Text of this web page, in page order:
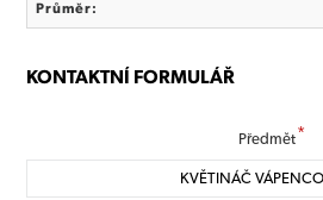
Průměr:
KONTAKTNÍ FORMULÁŘ
Předmět*